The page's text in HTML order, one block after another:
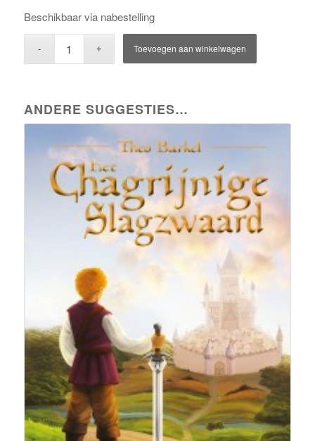
Beschikbaar via nabestelling
Toevoegen aan winkelwagen
ANDERE SUGGESTIES…